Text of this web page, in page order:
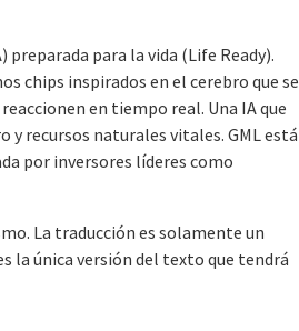
para la vida (Life Ready).
chips inspirados en el cerebro que se
en tiempo real. Una IA que
recursos naturales vitales. GML está
por inversores líderes como
La traducción es solamente un
la única versión del texto que tendrá